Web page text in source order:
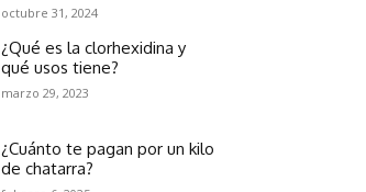
octubre 31, 2024
¿Qué es la clorhexidina y
qué usos tiene?
marzo 29, 2023
¿Cuánto te pagan por un kilo
de chatarra?